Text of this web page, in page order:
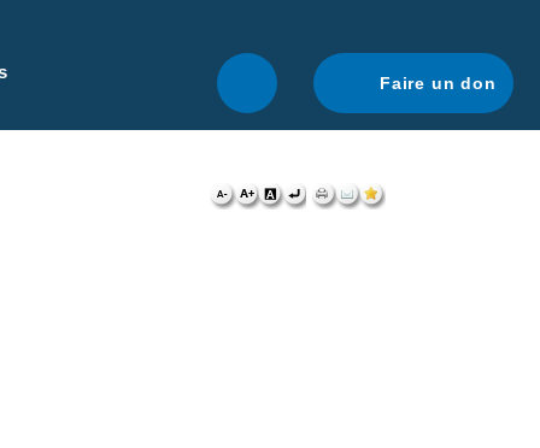
navigation optimale.
Faire un don